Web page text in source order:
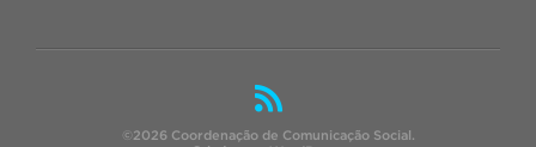
©2026 Coordenação de Comunicação Social.